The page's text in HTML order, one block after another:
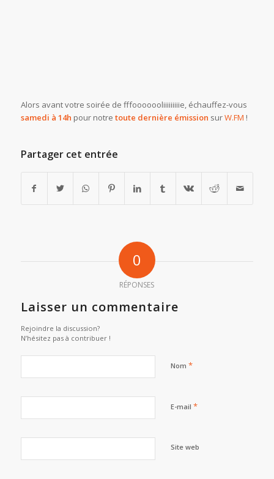
Alors avant votre soirée de fffooooooliiiiiiiiie, échauffez-vous
samedi à 14h pour notre toute dernière émission surW.FM !
Partager cet entrée
0
RÉPONSES
Laisser un commentaire
Rejoindre la discussion?
N’hésitez pas à contribuer !
Nom *
E-mail *
Site web